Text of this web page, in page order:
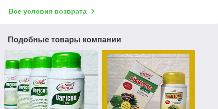
Все условия возврата
Подобные товары компании